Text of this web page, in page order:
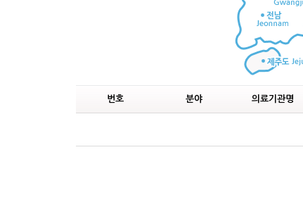
번호 분야 의료기관명